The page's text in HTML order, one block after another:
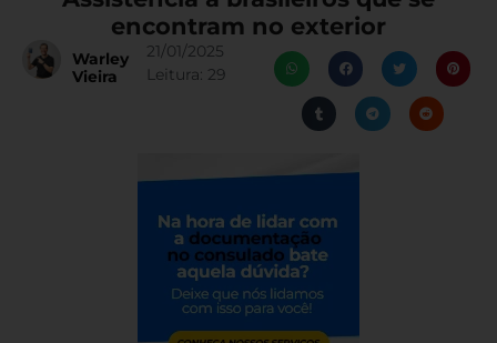
encontram no exterior
Warley
Vieira
21/01/2025
Leitura: 29